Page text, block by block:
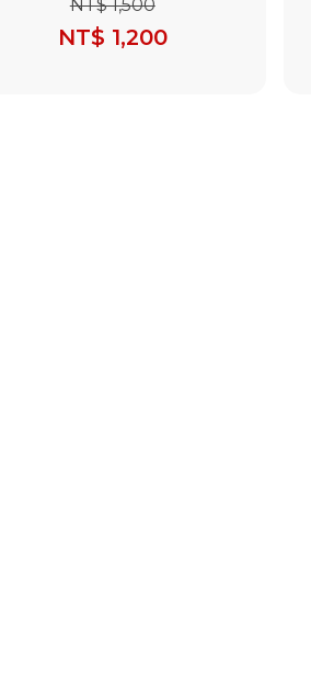
Essential 2 喇叭保護套)
NT$ 1,500
NT$ 1,200